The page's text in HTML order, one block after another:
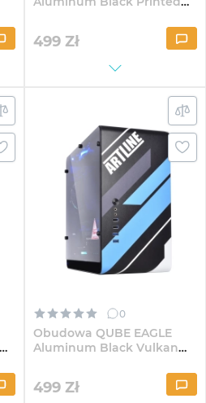
(QBX3M_WBNU3PD2Q)
499 Zł
0
Obudowa QUBE EAGLE
Aluminum Black Vulkan
499 Zł